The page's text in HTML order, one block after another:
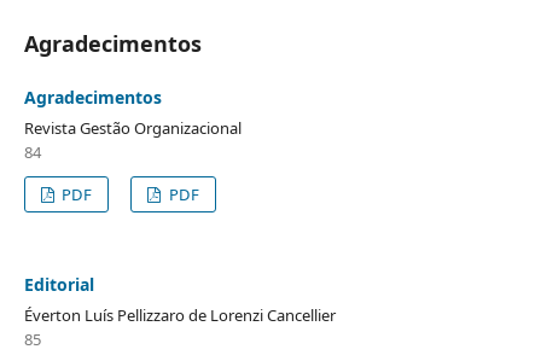
Agradecimentos
Agradecimentos
Revista Gestão Organizacional
84
PDF
PDF
Editorial
Éverton Luís Pellizzaro de Lorenzi Cancellier
85